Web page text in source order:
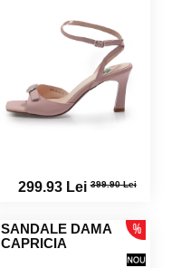
299.93 Lei399.90 Lei
SANDALE DAMA
CAPRICIA